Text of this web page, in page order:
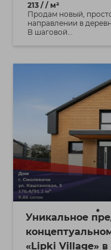
213 / / м²
Продам новый,
направлении в
В шаговой...
Уникальное
«Lipki Village» в